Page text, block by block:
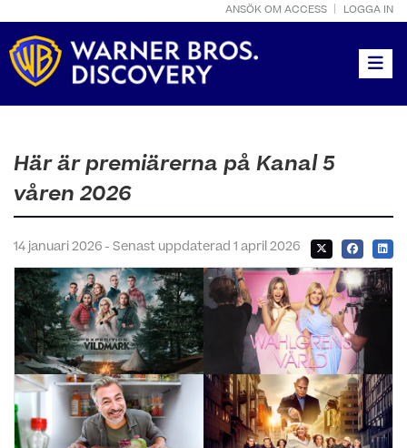
ANSÖK OM ACCESS LOGGA IN
Här är premiärerna på Kanal 5
våren 2026
14 januari 2026 - Senast uppdaterad 1 april 2026